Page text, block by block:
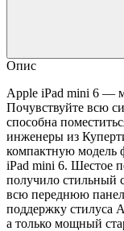
Опис
Apple iPad mini 6 —
Почувствуйте всю
способна
инженеры из
компактную модель
iPad mini 6. Шестое
получило стильный
всю переднюю
поддержку стилуса
а только мощный